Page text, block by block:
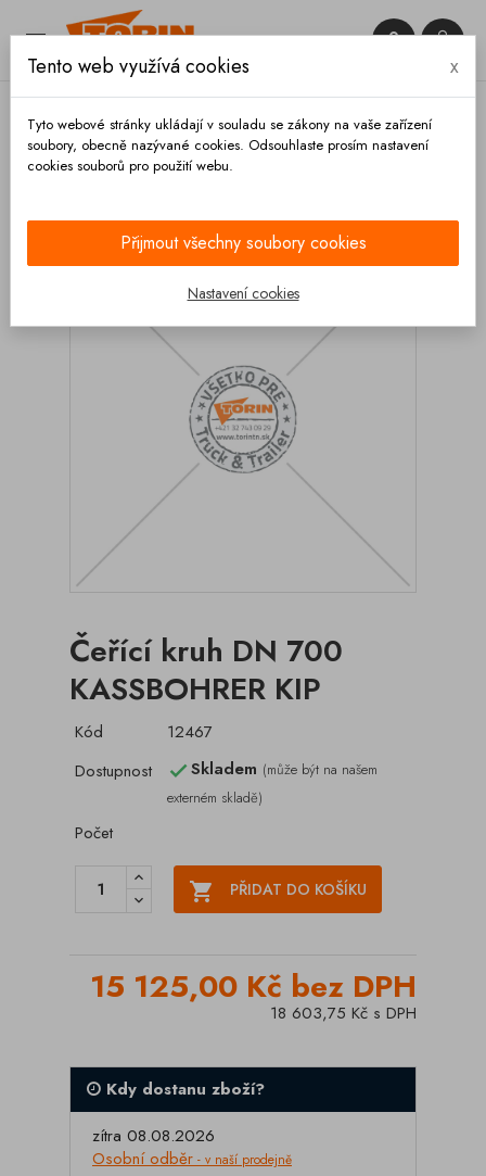
 

Čeřící kruh DN 700
KASSBOHRER KIP
Kód
12467
Dostupnost
Skladem (může být na našem
externém skladě)
Počet
 PŘIDAT DO KOŠÍKU
15 125,00 Kč bez DPH
18 603,75 Kč s DPH
Kdy dostanu zboží?
zítra 08.08.2026
Osobní odběr - v naší prodejně
Tento web využívá cookies x
Tyto webové stránky ukládají v souladu se zákony na vaše zařízení
soubory, obecně nazývané cookies. Odsouhlaste prosím nastavení
cookies souborů pro použití webu.
Přijmout všechny soubory cookies
Nastavení cookies